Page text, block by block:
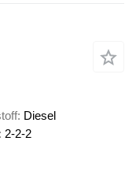
Diesel
2-2-2